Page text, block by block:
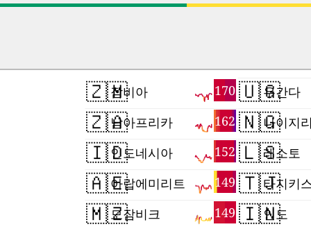
🇿🇲 170
잠비아
🇿🇦 162
남아프리카
🇮🇩 152
인도네시아
🇦🇪 149
아랍에미리트
🇲🇿 149
모잠비크
🇺🇬우간다
🇳🇬나이지
🇱🇸레소토
🇹🇯타지키
🇮🇳
인도